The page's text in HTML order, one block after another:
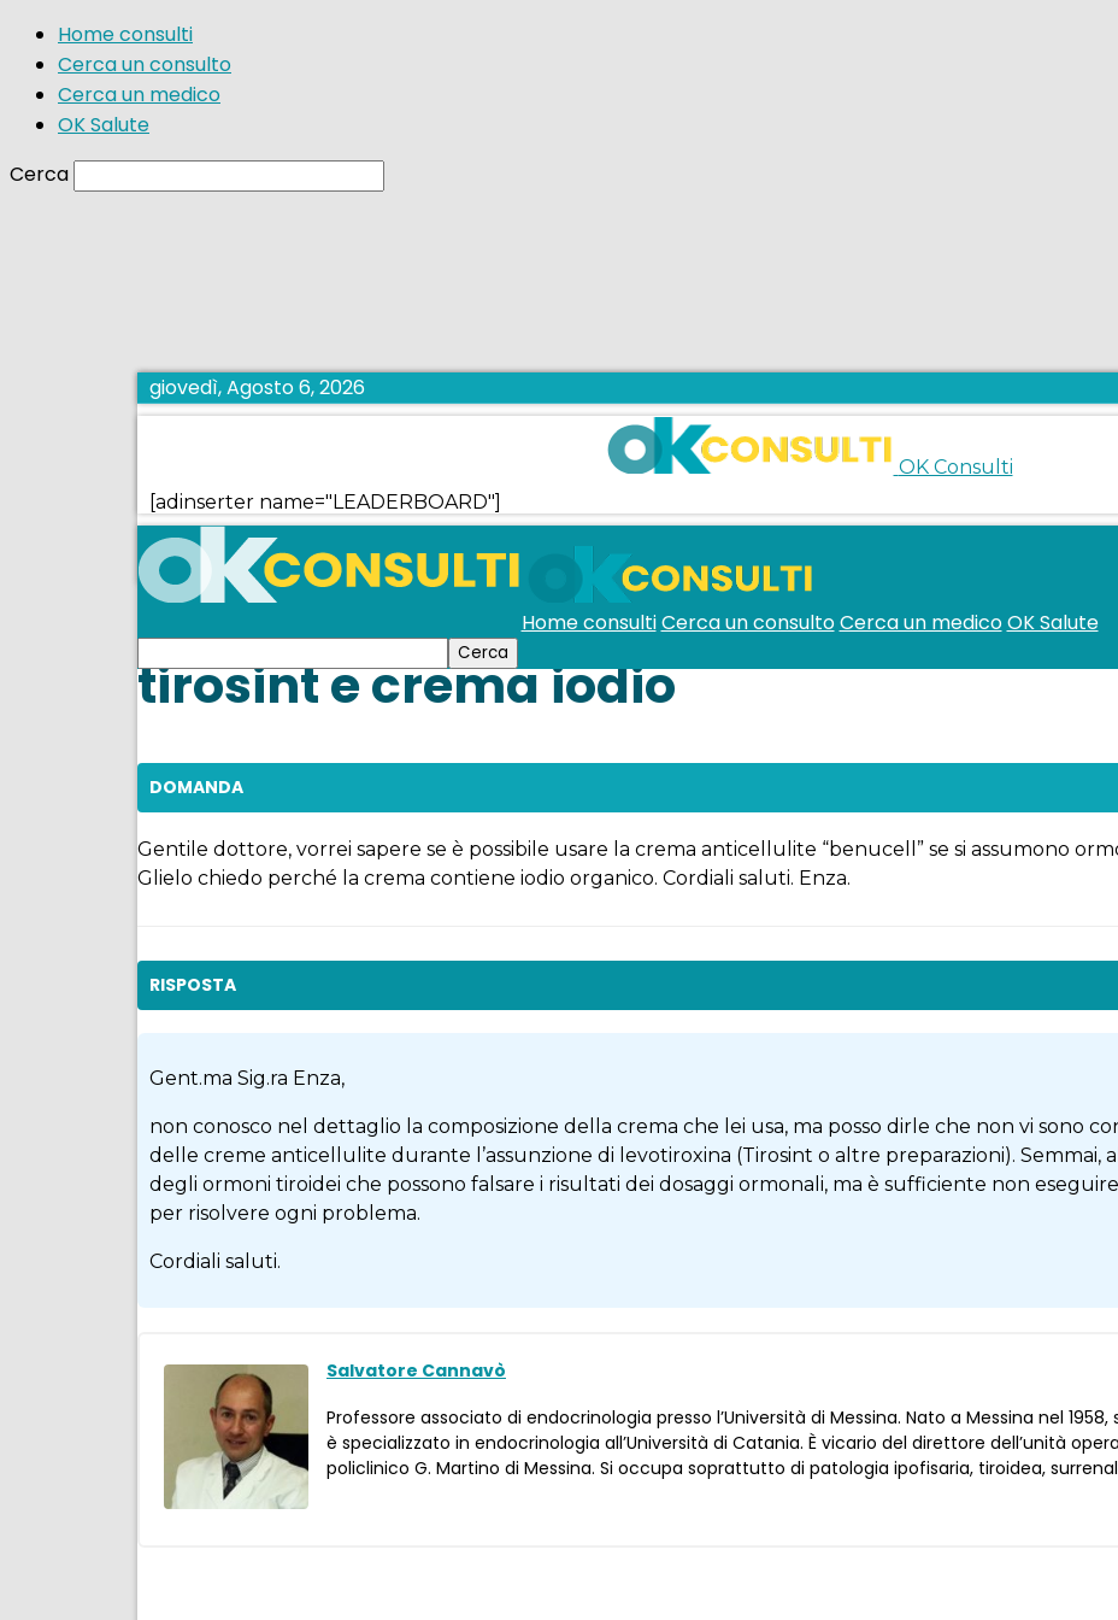
Home consulti
Cerca un consulto
Cerca un medico
OK Salute
Cerca
giovedì, Agosto 6, 2026
OK Consulti
[adinserter name="LEADERBOARD"]
Home consultiCerca un consultoCerca un medicoOK Salute
tirosint e crema iodio
DOMANDA
Gentile dottore, vorrei sapere se è possibile usare la crema anticellulite “benucell” se si assumono
Glielo chiedo perché la crema contiene iodio organico. Cordiali saluti. Enza.
RISPOSTA
Gent.ma Sig.ra Enza,
non conosco nel dettaglio la composizione della crema che lei usa, ma posso dirle che non vi sono
delle creme anticellulite durante l’assunzione di levotiroxina (Tirosint o altre preparazioni).
degli ormoni tiroidei che possono falsare i risultati dei dosaggi ormonali, ma è sufficiente non
per risolvere ogni problema.
Cordiali saluti.
Salvatore Cannavò
Professore associato di endocrinologia presso l’Università di Messina. Nato a Messina nel 1958,
è specializzato in endocrinologia all’Università di Catania. È vicario del direttore dell’unità
policlinico G. Martino di Messina. Si occupa soprattutto di patologia ipofisaria, tiroidea,